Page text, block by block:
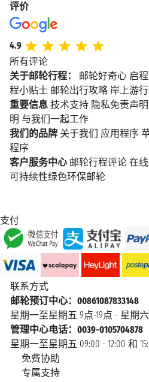
评价
4.9
所有评论
关于邮轮行程：
邮轮好奇心 启
程小贴士 邮轮出行攻略 岸上游
重要信息 技术支持 隐私免责声明
明 与我们一起工作
我们的品牌 关于我们 应用程序
程序
客户服务中心 邮轮行程评论 在
可持续性绿色环保邮轮
支付
联系方式
邮轮预订中心：00861087833148
星期一至星期五 9点-19点 - 星期六
管理中心电话：0039-0105704878
星期一至星期五 09:00 - 12:00 和
免费协助
专属支持